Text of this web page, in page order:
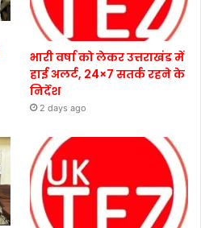
भारी वर्षा को लेकर उत्तराखंड में
हाई अलर्ट, 24×7 सतर्क रहने के
निर्देश
2 days ago